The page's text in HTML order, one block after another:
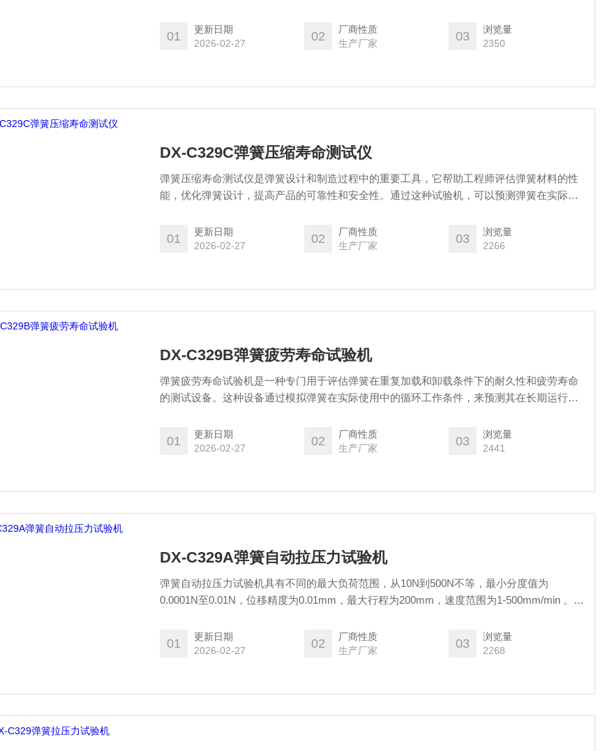
01
更新日期
2026-02-27
02
厂商性质
生产厂家
03
浏览量
2350
DX-C329C弹簧压缩寿命测试仪
弹簧压缩寿命测试仪是弹簧设计和制造过程中的重要工具，它帮助工程师评估弹簧材料的性
能，优化弹簧设计，提高产品的可靠性和安全性。通过这种试验机，可以预测弹簧在实际使
01
更新日期
2026-02-27
02
厂商性质
生产厂家
03
浏览量
2266
DX-C329B弹簧疲劳寿命试验机
弹簧疲劳寿命试验机是一种专门用于评估弹簧在重复加载和卸载条件下的耐久性和疲劳寿命
的测试设备。这种设备通过模拟弹簧在实际使用中的循环工作条件，来预测其在长期运行中
01
更新日期
2026-02-27
02
厂商性质
生产厂家
03
浏览量
2441
DX-C329A弹簧自动拉压力试验机
弹簧自动拉压力试验机具有不同的最大负荷范围，从10N到500N不等，最小分度值为
0.0001N至0.01N，位移精度为0.01mm，最大行程为200mm，速度范围为1-500mm/min 。这
01
更新日期
2026-02-27
02
厂商性质
生产厂家
03
浏览量
2268